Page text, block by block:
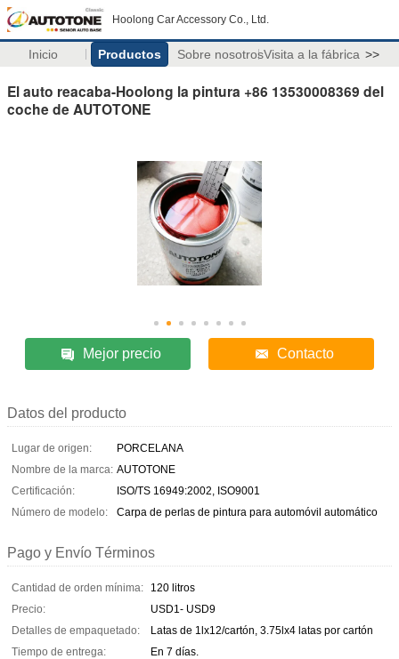
Hoolong Car Accessory Co., Ltd.
Inicio Productos Sobre nosotrosVisita a la fábrica >>
El auto reacaba-Hoolong la pintura +86 13530008369 del
coche de AUTOTONE
Mejor precio Contacto
Datos del producto
Lugar de origen:
PORCELANA
Nombre de la marca: AUTOTONE
Certificación:
ISO/TS 16949:2002, ISO9001
Número de modelo:
Carpa de perlas de pintura para automóvil automático
Pago y Envío Términos
Cantidad de orden mínima:
120 litros
Precio:
USD1- USD9
Detalles de empaquetado:
Latas de 1lx12/cartón, 3.75lx4 latas por cartón
Tiempo de entrega:
En 7 días.